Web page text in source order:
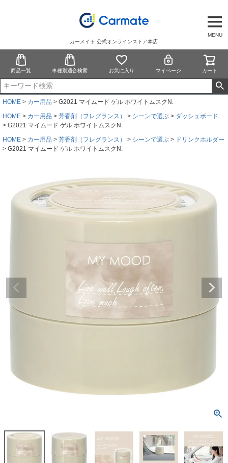
MENU
カーメイト 公式オンラインストア本店
商品一覧 車種別適合検索 お気に入り マイページ カート
HOME カー用品
G2021 マイムード ゲル ホワイトムスクN.
HOME
カー用品 芳香剤（フレグランス） シーンで選ぶ
ダッシュボード
G2021 マイムード ゲル ホワイトムスクN.
HOME
カー用品 芳香剤（フレグランス） シーンで選ぶ
ドリンクホルダー
G2021 マイムード ゲル ホワイトムスクN.